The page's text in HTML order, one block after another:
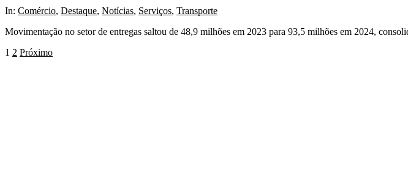
2024-
18
In: Comércio, Destaque, Notícias, Serviços, Transporte
Movimentação no setor de entregas saltou de 48,9 milhões em 2023 para 93,5 milhões em 2024,
Paginação
1 2 Próximo